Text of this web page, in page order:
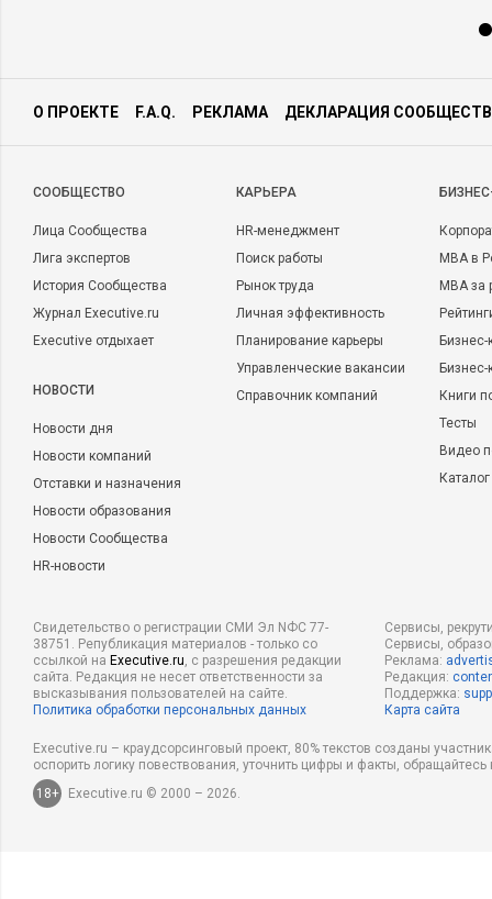
О ПРОЕКТЕ F.A.Q. РЕКЛАМА ДЕКЛАРАЦИЯ
CООБЩЕСТВО
Лица Сообщества
Лига экспертов
История Сообщества
Журнал Executive.ru
Executive отдыхает
НОВОСТИ
Новости дня
Новости компаний
Отставки и назначения
Новости образования
Новости Сообщества
HR-новости
КАРЬЕРА
HR-менеджмент
Поиск работы
Рынок труда
Личная эффективность
Планирование карьеры
Управленческие вакансии
Справочник компаний
MBA в
MBA
Бизнес-
Книги
Тесты
Видео
Свидетельство о регистрации СМИ Эл NФС 77-
38751. Републикация материалов - только со
ссылкой на Executive.ru, с разрешения редакции
сайта. Редакция не несет ответственности за
высказывания пользователей на сайте.
Политика обработки персональных данных
Сервисы,
Сервисы,
Реклама:
Редакция:
Поддержка:
Карта сайта
Executive.ru – краудсорсинговый проект, 80% текстов созданы
оспорить логику повествования, уточнить цифры и факты,
18+
Executive.ru © 2000 – 2026.